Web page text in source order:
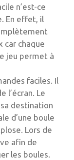
n’est-ce
En effet, il
car chaque
jeu permet à
faciles. Il
l’écran. Le
destination
d’une boule
Lors de
afin de
les boules.